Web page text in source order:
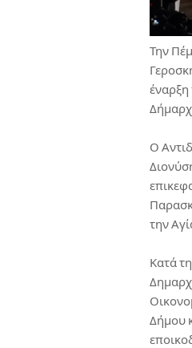
Την
έναρξη
Ο
την
Κατά
Δήμου